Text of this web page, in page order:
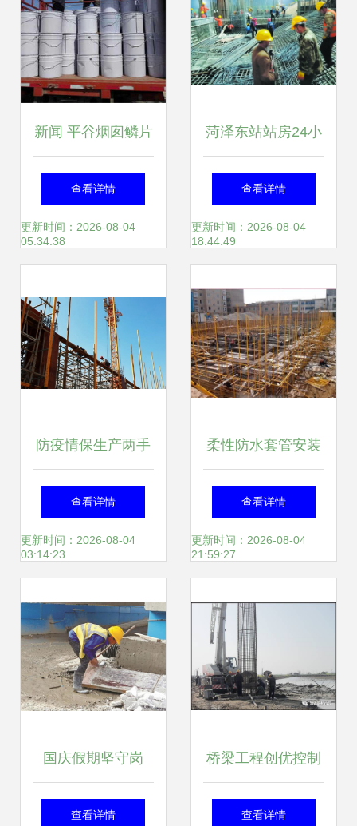
新闻 平谷烟囱鳞片
胶泥防腐施工费多
少钱 廊坊义浩防腐
查看详情
更新时间：2026-08-04
05:34:38
菏泽东站站房24小
时不间断施工 11月
底将实现混凝土主
查看详情
更新时间：2026-08-04
18:44:49
防疫情保生产两手
硬 福州现代物流城
跑出建设招商“加速
查看详情
更新时间：2026-08-04
03:14:23
柔性防水套管安装
工程施工管理规定
查看详情
更新时间：2026-08-04
21:59:27
国庆假期坚守岗
位，天鑫未来社区
查看详情
桥梁工程创优控制
施工方法解析 一看
查看详情